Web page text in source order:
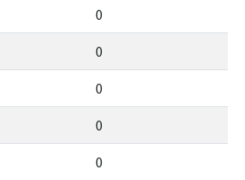
0
0
0
0
0